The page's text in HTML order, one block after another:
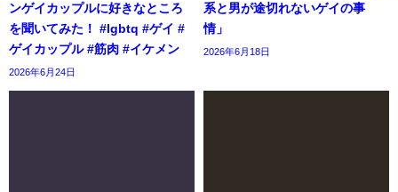
ンゲイカップルに好きなところ
を聞いてみた！ #lgbtq #ゲイ #
ゲイカップル #筋肉 #イケメン
2026年6月24日
系と男が途切れないゲイの事
情」
2026年6月18日